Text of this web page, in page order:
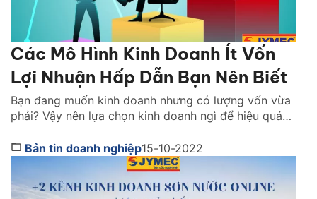
Các Mô Hình Kinh Doanh Ít Vốn
Lợi Nhuận Hấp Dẫn Bạn Nên Biết
Bạn đang muốn kinh doanh nhưng có lượng vốn vừa
phải? Vậy nên lựa chọn kinh doanh ngì để hiệu quả
dưới đây để có thêm nhiều lựa chọn hơn nhé! 1. Thế
nào được gói là mô hình kinh doanh ít vốn Hiện […]
Bản tin doanh nghiệp15-10-2022